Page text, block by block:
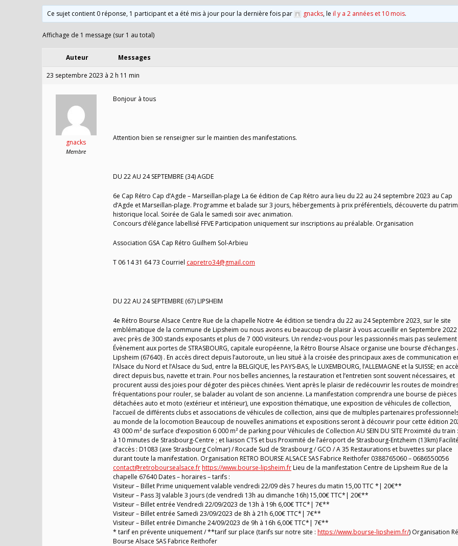
Ce sujet contient 0 réponse, 1 participant et a été mis à jour pour la dernière fois par gnacks, leil y a 2 années et 10 mois.
Affichage de 1 message (sur 1 au total)
Auteur Messages
23 septembre 2023 à 2 h 11 min
gnacks
Membre
Bonjour à tous
Attention bien se renseigner sur le maintien des manifestations.
DU 22 AU 24 SEPTEMBRE (34) AGDE
6e Cap Rétro Cap d’Agde – Marseillan-plage La 6e édition de Cap Rétro aura lieu du 22 au 24 septembre 2023 au Cap
d’Agde et Marseillan-plage. Programme et balade sur 3 jours, hébergements à prix préférentiels, découverte du
historique local. Soirée de Gala le samedi soir avec animation.
Concours d’élégance labellisé FFVE Participation uniquement sur inscriptions au préalable. Organisation
Association GSA Cap Rétro Guilhem Sol-Arbieu
T 06 14 31 64 73 Courriel capretro34@gmail.com
DU 22 AU 24 SEPTEMBRE (67) LIPSHEIM
4e Rétro Bourse Alsace Centre Rue de la chapelle Notre 4e édition se tiendra du 22 au 24 Septembre 2023, sur le site
emblématique de la commune de Lipsheim ou nous avons eu beaucoup de plaisir à vous accueillir en Septembre 2022
avec près de 300 stands exposants et plus de 7 000 visiteurs. Un rendez-vous pour les passionnés mais pas seulement
Évènement aux portes de STRASBOURG, capitale européenne, la Rétro Bourse Alsace organise une bourse d’échanges
Lipsheim (67640) . En accès direct depuis l’autoroute, un lieu situé à la croisée des principaux axes de communication
l’Alsace du Nord et l’Alsace du Sud, entre la BELGIQUE, les PAYS-BAS, le LUXEMBOURG, l’ALLEMAGNE et la SUISSE; en
direct depuis bus, navette et train. Pour nos belles anciennes, la restauration et l’entretien sont souvent nécessaires, et
procurent aussi des joies pour dégoter des pièces chinées. Vient après le plaisir de redécouvrir les routes de
fréquentations pour rouler, se balader au volant de son ancienne. La manifestation comprendra une bourse de pièces
détachées auto et moto (extérieur et intérieur), une exposition thématique, une exposition de véhicules de collection,
l’accueil de différents clubs et associations de véhicules de collection, ainsi que de multiples partenaires
au monde de la locomotion Beaucoup de nouvelles animations et expositions seront à découvrir pour cette édition
43 000 m² de surface d’exposition 6 000 m² de parking pour Véhicules de Collection AU SEIN DU SITE Proximité du train :
à 10 minutes de Strasbourg-Centre ; et liaison CTS et bus Proximité de l’aéroport de Strasbourg-Entzheim (13km) Facilité
d’accès : D1083 (axe Strasbourg Colmar) / Rocade Sud de Strasbourg / GCO / A 35 Restaurations et buvettes sur place
durant toute la manifestation. Organisation RETRO BOURSE ALSACE SAS Fabrice Reithofer 0388765060 – 0686550056
contact@retroboursealsace.frhttps://www.bourse-lipsheim.frLieu de la manifestation Centre de Lipsheim Rue de la
chapelle 67640 Dates – horaires – tarifs :
Visiteur – Billet Prime uniquement valable vendredi 22/09 dès 7 heures du matin 15,00 TTC *| 20€**
Visiteur – Pass 3J valable 3 jours (de vendredi 13h au dimanche 16h) 15,00€ TTC*| 20€**
Visiteur – Billet entrée Vendredi 22/09/2023 de 13h à 19h 6,00€ TTC*| 7€**
Visiteur – Billet entrée Samedi 23/09/2023 de 8h à 21h 6,00€ TTC*| 7€**
Visiteur – Billet entrée Dimanche 24/09/2023 de 9h à 16h 6,00€ TTC*| 7€**
* tarif en prévente uniquement / **tarif sur place (tarifs sur notre site : https://www.bourse-lipsheim.fr/) Organisation
Bourse Alsace SAS Fabrice Reithofer